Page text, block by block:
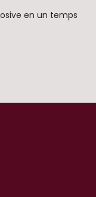
en un temps